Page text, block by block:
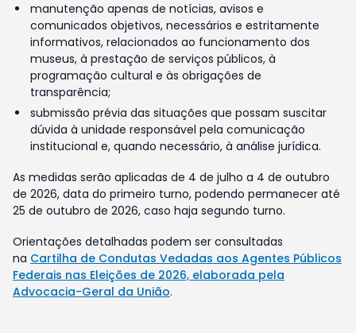
manutenção apenas de notícias, avisos e
comunicados objetivos, necessários e estritamente
informativos, relacionados ao funcionamento dos
museus, à prestação de serviços públicos, à
programação cultural e às obrigações de
transparência;
submissão prévia das situações que possam suscitar
dúvida à unidade responsável pela comunicação
institucional e, quando necessário, à análise jurídica.
As medidas serão aplicadas de 4 de julho a 4 de outubro
de 2026, data do primeiro turno, podendo permanecer até
25 de outubro de 2026, caso haja segundo turno.
Orientações detalhadas podem ser consultadas
na Cartilha de Condutas Vedadas aos Agentes Públicos
Federais nas Eleições de 2026, elaborada pela
Advocacia-Geral da União.